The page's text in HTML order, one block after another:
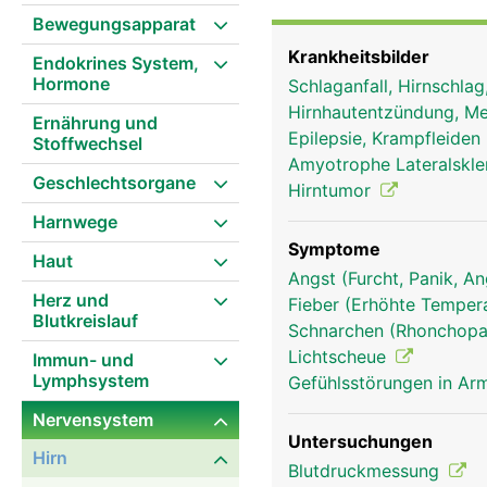
Bewegungsapparat
Endokrines System,
Hormone
Ernährung und
Stoffwechsel
Geschlechtsorgane
Harnwege
Haut
Herz und
Blutkreislauf
Immun- und
Lymphsystem
Nervensystem
Hirn
Lähmung auf der
(Lappen), die
Schläfenlappen, der
Bewegungen und
unbewussten
und unserer
verantwortlich. Das
Tier unterscheidet.
Krankheitsbilder
Schlaganfall,
Hirnhautentzündung,
Epilepsie, Krampfleiden
Amyotrophe
Hirntumor
Symptome
Angst (Furcht, Panik,
Fieber (Erhöhte
Schnarchen
Lichtscheue
Gefühlsstörungen in
Untersuchungen
Blutdruckmessung